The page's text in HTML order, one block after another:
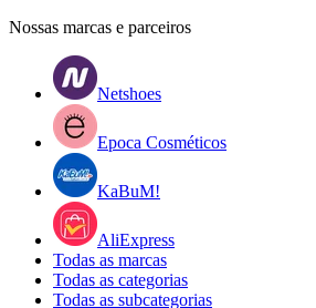
Nossas marcas e parceiros
Netshoes
Epoca Cosméticos
KaBuM!
AliExpress
Todas as marcas
Todas as categorias
Todas as subcategorias